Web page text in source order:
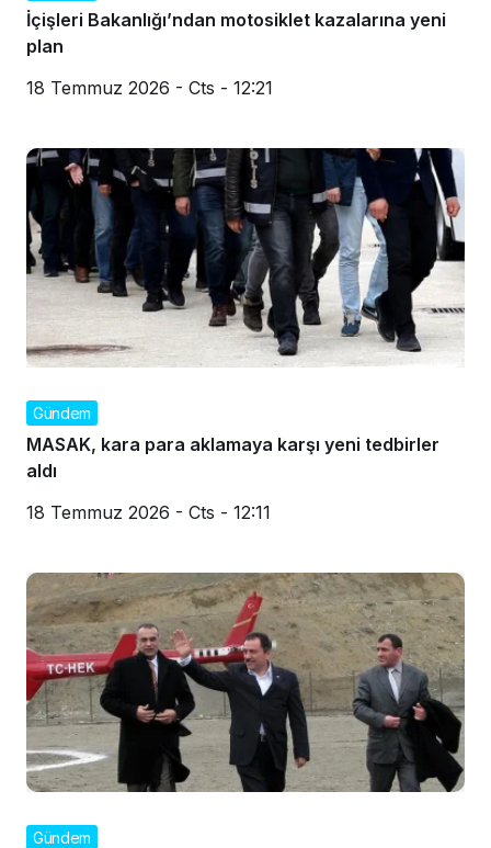
İçişleri Bakanlığı’ndan motosiklet kazalarına yeni
plan
18 Temmuz 2026 - Cts - 12:21
Gündem
MASAK, kara para aklamaya karşı yeni tedbirler
aldı
18 Temmuz 2026 - Cts - 12:11
Gündem